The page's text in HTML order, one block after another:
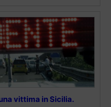
vittima in Sicilia.